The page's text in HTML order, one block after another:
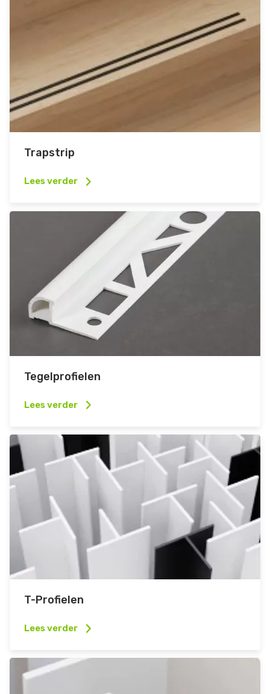
Trapstrip
Lees verder
Tegelprofielen
Lees verder
T-Profielen
Lees verder